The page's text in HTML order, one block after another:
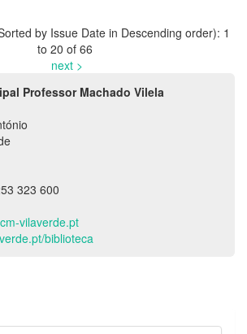
by Issue Date in Descending order): 1
to 20 of 66
next >
Professor Machado Vilela
323 600
vilaverde.pt
biblioteca